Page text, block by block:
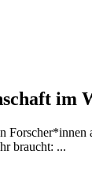
im
Forscher*innen
braucht: ...